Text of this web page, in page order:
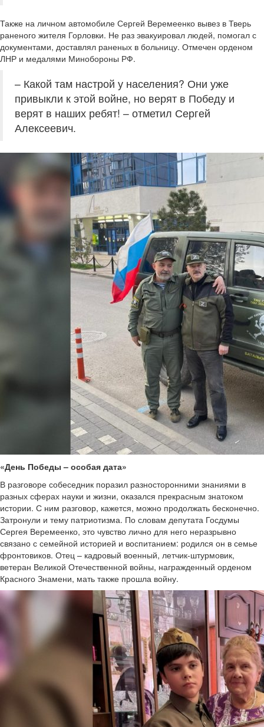
Также на личном автомобиле Сергей Веремеенко вывез в Тверь
раненого жителя Горловки. Не раз эвакуировал людей, помогал с
документами, доставлял раненых в больницу. Отмечен орденом
ЛНР и медалями Минобороны РФ.
– Какой там настрой у населения? Они уже
привыкли к этой войне, но верят в Победу и
верят в наших ребят! – отметил Сергей
Алексеевич.
«День Победы – особая дата»
В разговоре собеседник поразил разносторонними знаниями в
разных сферах науки и жизни, оказался прекрасным знатоком
истории. С ним разговор, кажется, можно продолжать бесконечно.
Затронули и тему патриотизма. По словам депутата Госдумы
Сергея Веремеенко, это чувство лично для него неразрывно
связано с семейной историей и воспитанием: родился он в семье
фронтовиков. Отец – кадровый военный, летчик-штурмовик,
ветеран Великой Отечественной войны, награжденный орденом
Красного Знамени, мать также прошла войну.